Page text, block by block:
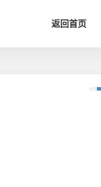
返回首页